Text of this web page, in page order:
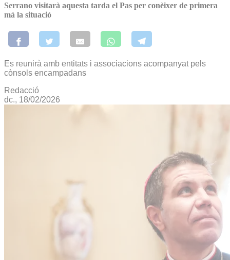
Serrano visitarà aquesta tarda el Pas per conèixer de primera
mà la situació
Es reunirà amb entitats i associacions acompanyat pels
cònsols encampadans
Redacció
dc., 18/02/2026